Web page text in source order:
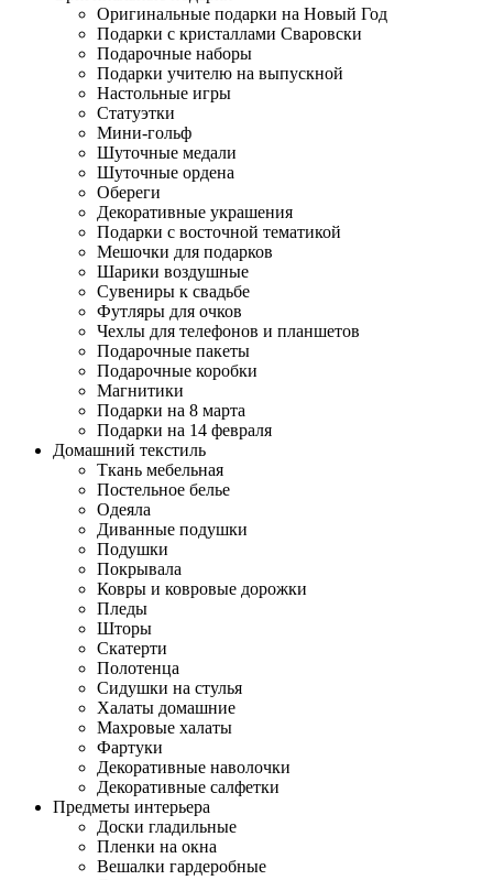
Оригинальные подарки на Новый Год
Подарки с кристаллами Сваровски
Подарочные наборы
Подарки учителю на выпускной
Настольные игры
Статуэтки
Мини-гольф
Шуточные медали
Шуточные ордена
Обереги
Декоративные украшения
Подарки с восточной тематикой
Мешочки для подарков
Шарики воздушные
Сувениры к свадьбе
Футляры для очков
Чехлы для телефонов и планшетов
Подарочные пакеты
Подарочные коробки
Магнитики
Подарки на 8 марта
Подарки на 14 февраля
Домашний текстиль
Ткань мебельная
Постельное белье
Одеяла
Диванные подушки
Подушки
Покрывала
Ковры и ковровые дорожки
Пледы
Шторы
Скатерти
Полотенца
Сидушки на стулья
Халаты домашние
Махровые халаты
Фартуки
Декоративные наволочки
Декоративные салфетки
Предметы интерьера
Доски гладильные
Пленки на окна
Вешалки гардеробные